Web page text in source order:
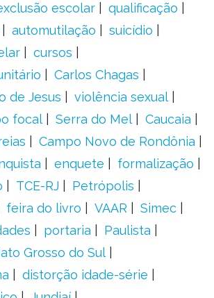
escolar
qualificação
automutilação
suicídio
cursos
Carlos Chagas
de Jesus
violência sexual
focal Serra do Mel
Caucaia
Campo Novo de Rondônia
enquete
formalização
TCE-RJ
Petrópolis
feira do livro VAAR
Simec
portaria
Paulista
Grosso do Sul
distorção idade-série